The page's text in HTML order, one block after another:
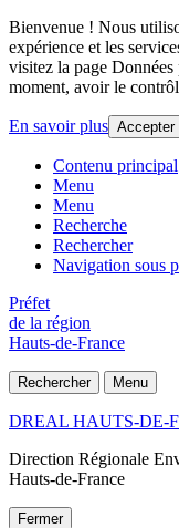
Bienvenue ! Nous
expérience et les
visitez la page
moment, avoir le
En savoir plus Accepter
Contenu principal
Menu
Menu
Recherche
Rechercher
Navigation sous
Préfet
de la région
Hauts-de-France
Rechercher Menu
DREAL HAUTS-DE-
Direction Régionale
Hauts-de-France
Fermer